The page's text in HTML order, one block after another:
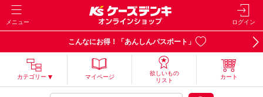
メニュー ログイン
こんなにお得！「あんしんパスポート」
カテゴリー マイページ
欲しいもの
リスト
カート